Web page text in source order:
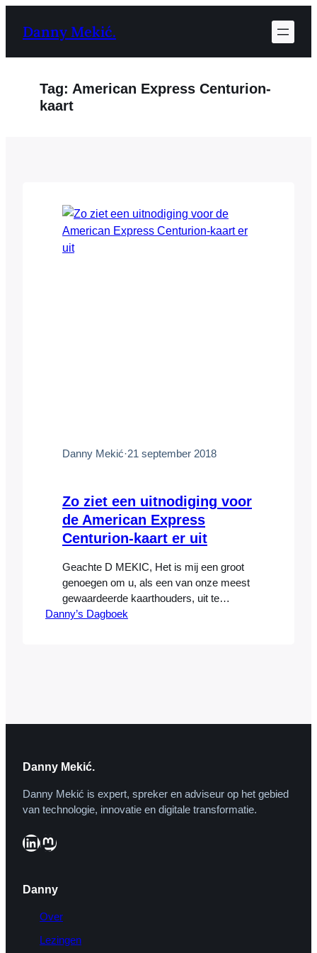
naarDanny Mekić.
Tag: American Express Centurion-
kaart
Danny Mekić·21 september 2018
Zo ziet een uitnodiging voor
de American Express
Centurion-kaart er uit
Geachte D MEKIC, Het is mij een groot
genoegen om u, als een van onze meest
gewaardeerde kaarthouders, uit te
nodigen voor de exclusieve wereld van
Danny’s Dagboek
Danny Mekić.
Danny Mekić is expert, spreker en adviseur op het gebied
van technologie, innovatie en digitale transformatie.
LinkedIn Mastodon
Danny
Over
Lezingen